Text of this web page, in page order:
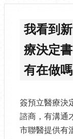
我看到
療決定
有在做嗎
簽預立醫療決
諮商，有溝通
市聯醫提供有